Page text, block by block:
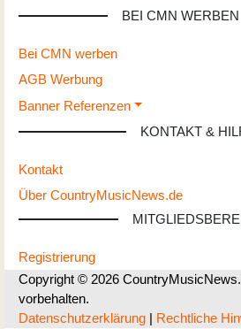
BEI CMN WERBEN
Bei CMN werben
AGB Werbung
Banner Referenzen
KONTAKT &
Kontakt
Über CountryMusicNews.de
Registrierung
Copyright © 2026
vorbehalten.
Datenschutzerklärung | Rechtliche